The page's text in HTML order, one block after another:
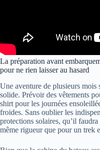
La préparation avant
pour ne rien laisser au hasard
Une aventure de plusieurs
solide. Prévoir des vêtements
shirt pour les journées
froides. Sans oublier les
protections solaires, qu’il
même rigueur que pour un trek